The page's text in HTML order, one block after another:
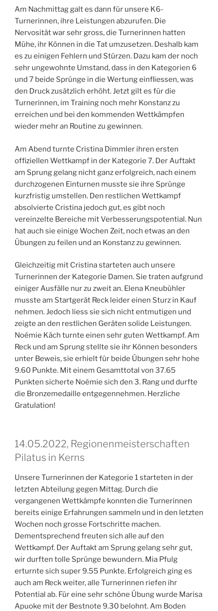
Am Nachmittag galt es dann für unsere K6-
Turnerinnen, ihre Leistungen abzurufen. Die
Nervosität war sehr gross, die Turnerinnen hatten
Mühe, ihr Können in die Tat umzusetzen. Deshalb kam
es zu einigen Fehlern und Stürzen. Dazu kam der noch
sehr ungewohnte Umstand, dass in den Kategorien 6
und 7 beide Sprünge in die Wertung einfliessen, was
den Druck zusätzlich erhöht. Jetzt gilt es für die
Turnerinnen, im Training noch mehr Konstanz zu
erreichen und bei den kommenden Wettkämpfen
wieder mehr an Routine zu gewinnen.
Am Abend turnte Cristina Dimmler ihren ersten
offiziellen Wettkampf in der Kategorie 7. Der Auftakt
am Sprung gelang nicht ganz erfolgreich, nach einem
durchzogenen Einturnen musste sie ihre Sprünge
kurzfristig umstellen. Den restlichen Wettkampf
absolvierte Cristina jedoch gut, es gibt noch
vereinzelte Bereiche mit Verbesserungspotential. Nun
hat auch sie einige Wochen Zeit, noch etwas an den
Übungen zu feilen und an Konstanz zu gewinnen.
Gleichzeitig mit Cristina starteten auch unsere
Turnerinnen der Kategorie Damen. Sie traten aufgrund
einiger Ausfälle nur zu zweit an. Elena Kneubühler
musste am Startgerät Reck leider einen Sturz in Kauf
nehmen. Jedoch liess sie sich nicht entmutigen und
zeigte an den restlichen Geräten solide Leistungen.
Noémie Käch turnte einen sehr guten Wettkampf. Am
Reck und am Sprung stellte sie ihr Können besonders
unter Beweis, sie erhielt für beide Übungen sehr hohe
9.60 Punkte. Mit einem Gesamttotal von 37.65
Punkten sicherte Noémie sich den 3. Rang und durfte
die Bronzemedaille entgegennehmen. Herzliche
Gratulation!
14.05.2022, Regionenmeisterschaften
Pilatus in Kerns
Unsere Turnerinnen der Kategorie 1 starteten in der
letzten Abteilung gegen Mittag. Durch die
vergangenen Wettkämpfe konnten die Turnerinnen
bereits einige Erfahrungen sammeln und in den letzten
Wochen noch grosse Fortschritte machen.
Dementsprechend freuten sich alle auf den
Wettkampf. Der Auftakt am Sprung gelang sehr gut,
wir durften tolle Sprünge bewundern. Mia Pfulg
erturnte sich super 9.55 Punkte. Erfolgreich ging es
auch am Reck weiter, alle Turnerinnen riefen ihr
Potential ab. Für eine sehr schöne Übung wurde Marisa
Apuoke mit der Bestnote 9.30 belohnt. Am Boden